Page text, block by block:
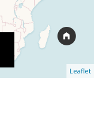
Leaflet